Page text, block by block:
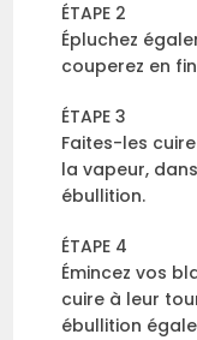
ÉTAPE 2
Épluchez
couperez en
ÉTAPE 3
Faites-les
la vapeur,
ébullition.
ÉTAPE 4
Émincez vos
cuire à leur
ébullition